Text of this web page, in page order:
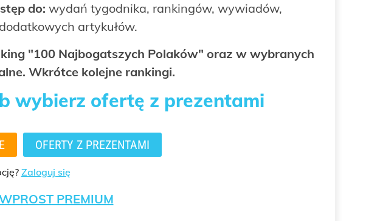
do: wydań tygodnika, rankingów, wywiadów,
artykułów.
"100 Najbogatszych Polaków" oraz w wybranych
Wkrótce kolejne rankingi.
wybierz ofertę z prezentami
OFERTY Z PREZENTAMI
Zaloguj się
PREMIUM